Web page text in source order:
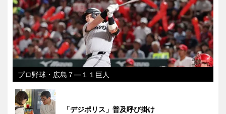
プロ野球・広島７―１１巨人
「デジポリス」普及呼び掛け